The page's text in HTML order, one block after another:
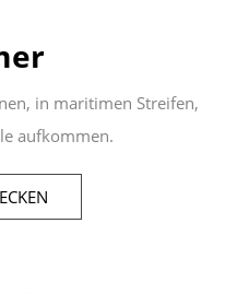
in maritimen Streifen,
aufkommen.